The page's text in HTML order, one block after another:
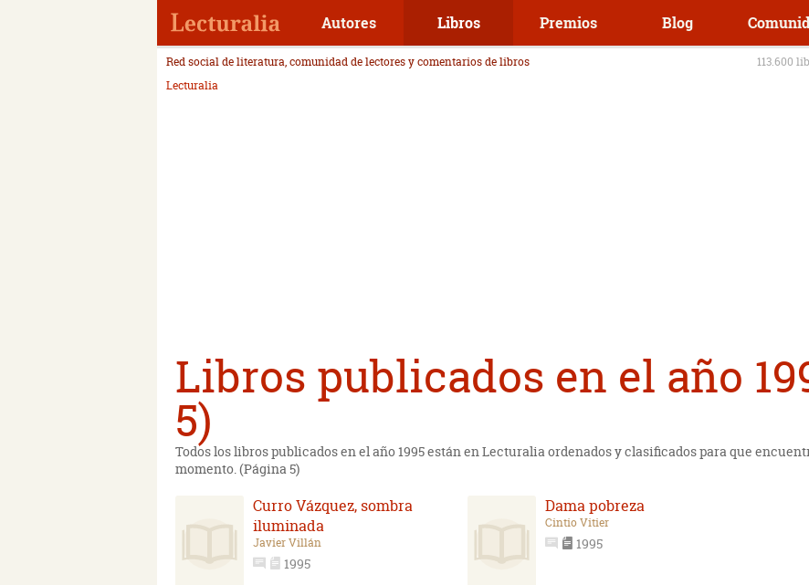
Autores Libros Premios Blog
Red social de literatura, comunidad de lectores y comentarios de libros
113.600
Lecturalia
Libros publicados en el año
5)
Todos los libros publicados en el año 1995 están en Lecturalia ordenados y clasificados para que
momento. (Página 5)
Curro Vázquez, sombra
iluminada
Javier Villán
1995
Dama pobreza
Cintio Vitier
1995